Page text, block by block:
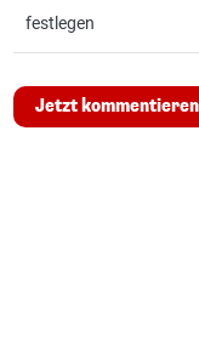
festlegen
Jetzt kommentieren